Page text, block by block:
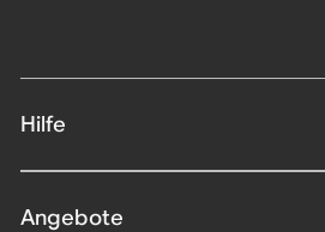
Hilfe
Angebote